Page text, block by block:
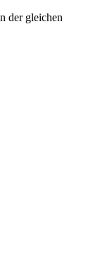
der gleichen